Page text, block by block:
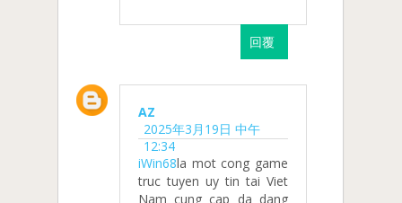
回覆
AZ
2025年3月19日 中午
12:34
iWin68la mot cong game
truc tuyen uy tin tai Viet
Nam cung cap da dang